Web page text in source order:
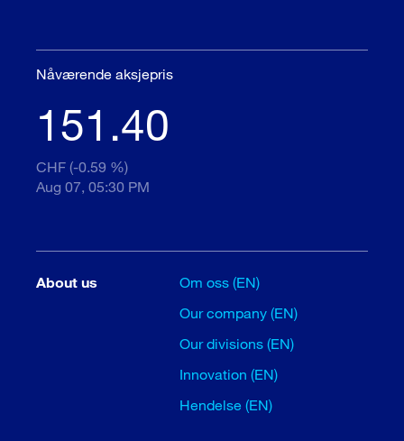
Nåværende aksjepris
151.40
CHF (-0.59 %)
Aug 07, 05:30 PM
About us
Om oss (EN)
Our company (EN)
Our divisions (EN)
Innovation (EN)
Hendelse (EN)